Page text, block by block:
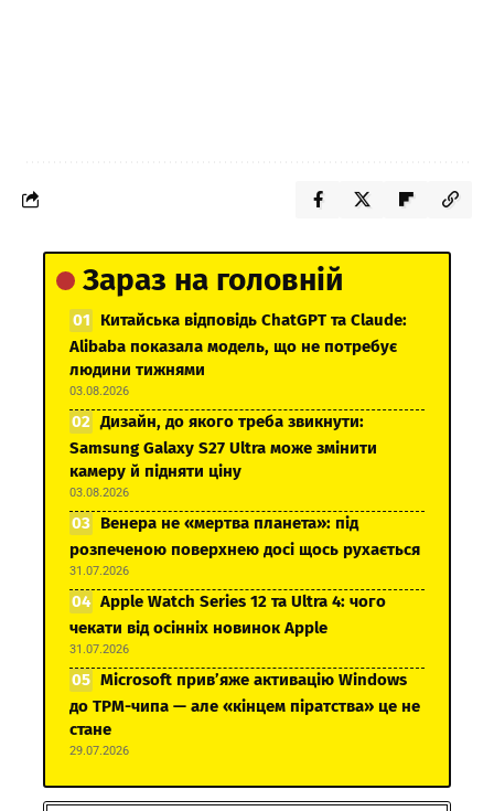
Зараз на головній
Китайська відповідь ChatGPT та Claude:
Alibaba показала модель, що не потребує
людини тижнями
03.08.2026
Дизайн, до якого треба звикнути:
Samsung Galaxy S27 Ultra може змінити
камеру й підняти ціну
03.08.2026
Венера не «мертва планета»: під
розпеченою поверхнею досі щось рухається
31.07.2026
Apple Watch Series 12 та Ultra 4: чого
чекати від осінніх новинок Apple
31.07.2026
Microsoft прив’яже активацію Windows
до TPM-чипа — але «кінцем піратства» це не
стане
29.07.2026